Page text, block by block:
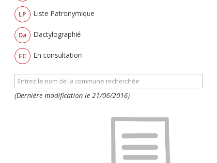
LP Liste Patronymique
Da Dactylographié
EC En consultation
(Dernière modification le 21/06/2016)